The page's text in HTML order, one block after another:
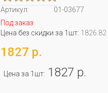
Артикул:
01-03677
Под заказ
Цена без скидки за 1шт: 1826.82
1827 р.
Цена за 1шт: 1827 р.